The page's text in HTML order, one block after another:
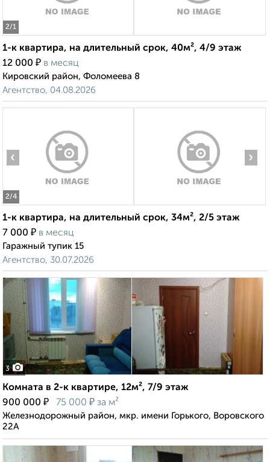
2/1
1-к квартира, на длительный срок, 40м², 4/9 этаж
12 000 ₽ в месяц
Кировский район, Фоломеева 8
Агентство, 04.08.2026
2/4
‹ ›
1-к квартира, на длительный срок, 34м², 2/5 этаж
7 000 ₽ в месяц
Гаражный тупик 15
Агентство, 30.07.2026
3
Комната в 2-к квартире, 12м², 7/9 этаж
900 000 ₽ 75 000 ₽ за м²
Железнодорожный район, мкр. имени Горького, Воровского
22А